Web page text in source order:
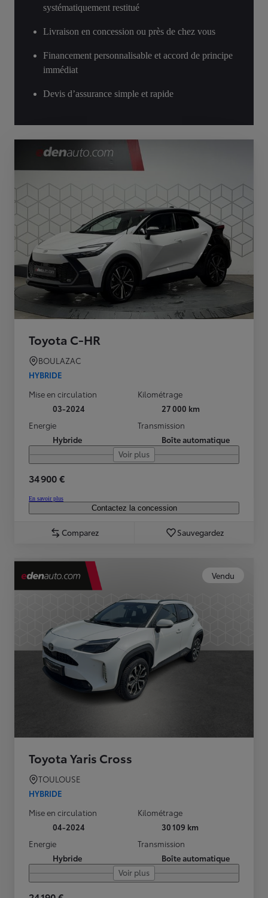
systématiquement restitué
Livraison en concession ou près de chez vous
Financement personnalisable et accord de principe
immédiat
Devis d’assurance simple et rapide
Toyota C-HR
BOULAZAC
HYBRIDE
Mise en circulation
03-2024
Kilométrage
27 000 km
Energie
Hybride
Transmission
Boîte automatique
Voir plus
34 900 €
En savoir plus
Contactez la concession
Comparez Sauvegardez
Vendu
Toyota Yaris Cross
TOULOUSE
HYBRIDE
Mise en circulation
04-2024
Kilométrage
30 109 km
Energie
Hybride
Transmission
Boîte automatique
Voir plus